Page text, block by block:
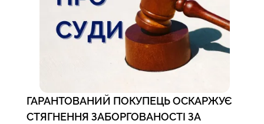
ГАРАНТОВАНИЙ ПОКУПЕЦЬ ОСКАРЖУЄ
СТЯГНЕННЯ ЗАБОРГОВАНОСТІ ЗА